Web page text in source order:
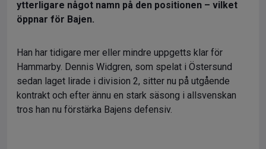
ytterligare något namn på den positionen – vilket
öppnar för Bajen.
Han har tidigare mer eller mindre uppgetts klar för
Hammarby. Dennis Widgren, som spelat i Östersund
sedan laget lirade i division 2, sitter nu på utgående
kontrakt och efter ännu en stark säsong i allsvenskan
tros han nu förstärka Bajens defensiv.